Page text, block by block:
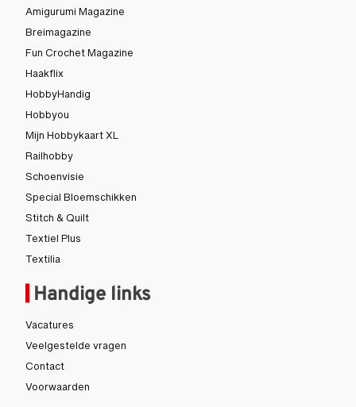
Amigurumi Magazine
Breimagazine
Fun Crochet Magazine
Haakflix
HobbyHandig
Hobbyou
Mijn Hobbykaart XL
Railhobby
Schoenvisie
Special Bloemschikken
Stitch & Quilt
Textiel Plus
Textilia
Handige links
Vacatures
Veelgestelde vragen
Contact
Voorwaarden